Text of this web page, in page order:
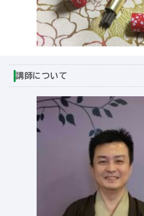
講師について